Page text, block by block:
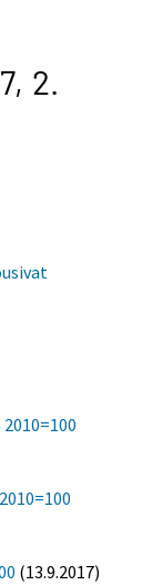
2.
(13.9.2017)